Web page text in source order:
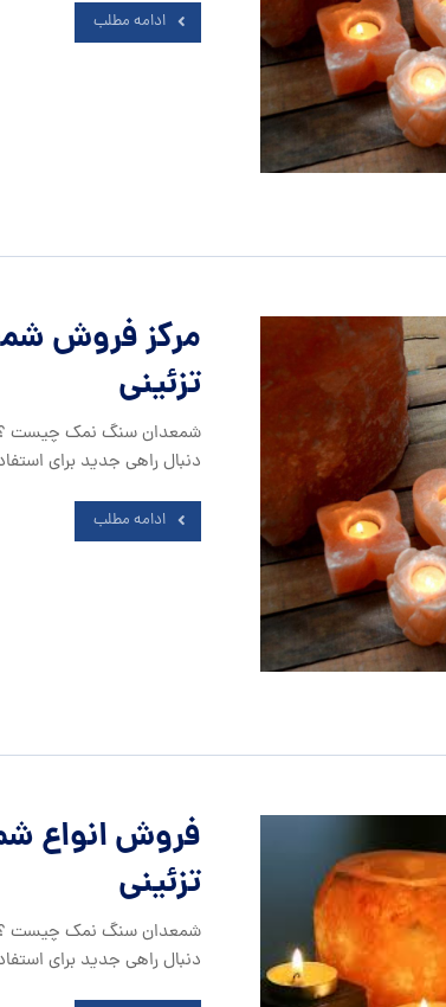
ادامه مطلب
مرکز فروش
تزئینی
شمعدان سنگ نمک چیست ؟
دنبال راهی جدید برای
ادامه مطلب
فروش انواع
تزئینی
شمعدان سنگ نمک چیست ؟
دنبال راهی جدید برای